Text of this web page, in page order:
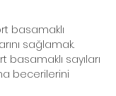
basamaklı
sağlamak.
sayıları
becerilerini